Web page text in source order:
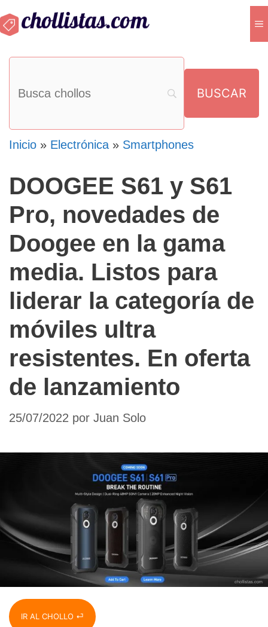
al
Inicio » Electrónica » Smartphones
DOOGEE S61 y S61
Pro, novedades de
Doogee en la gama
media. Listos para
liderar la categoría de
móviles ultra
resistentes. En oferta
de lanzamiento
25/07/2022 por Juan Solo
IR AL CHOLLO ⏎